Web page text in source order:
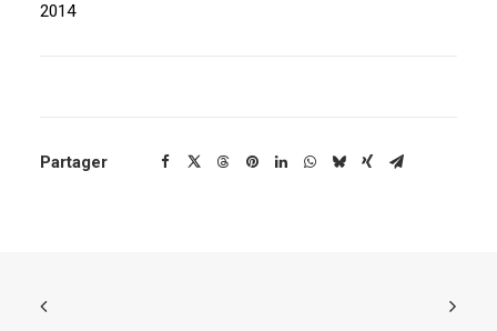
2014
Partager